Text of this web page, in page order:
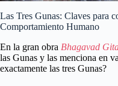
Las Tres Gunas: Claves para
Comportamiento Humano
En la gran obra Bhagavad
las Gunas y las menciona en
exactamente las tres Gunas?